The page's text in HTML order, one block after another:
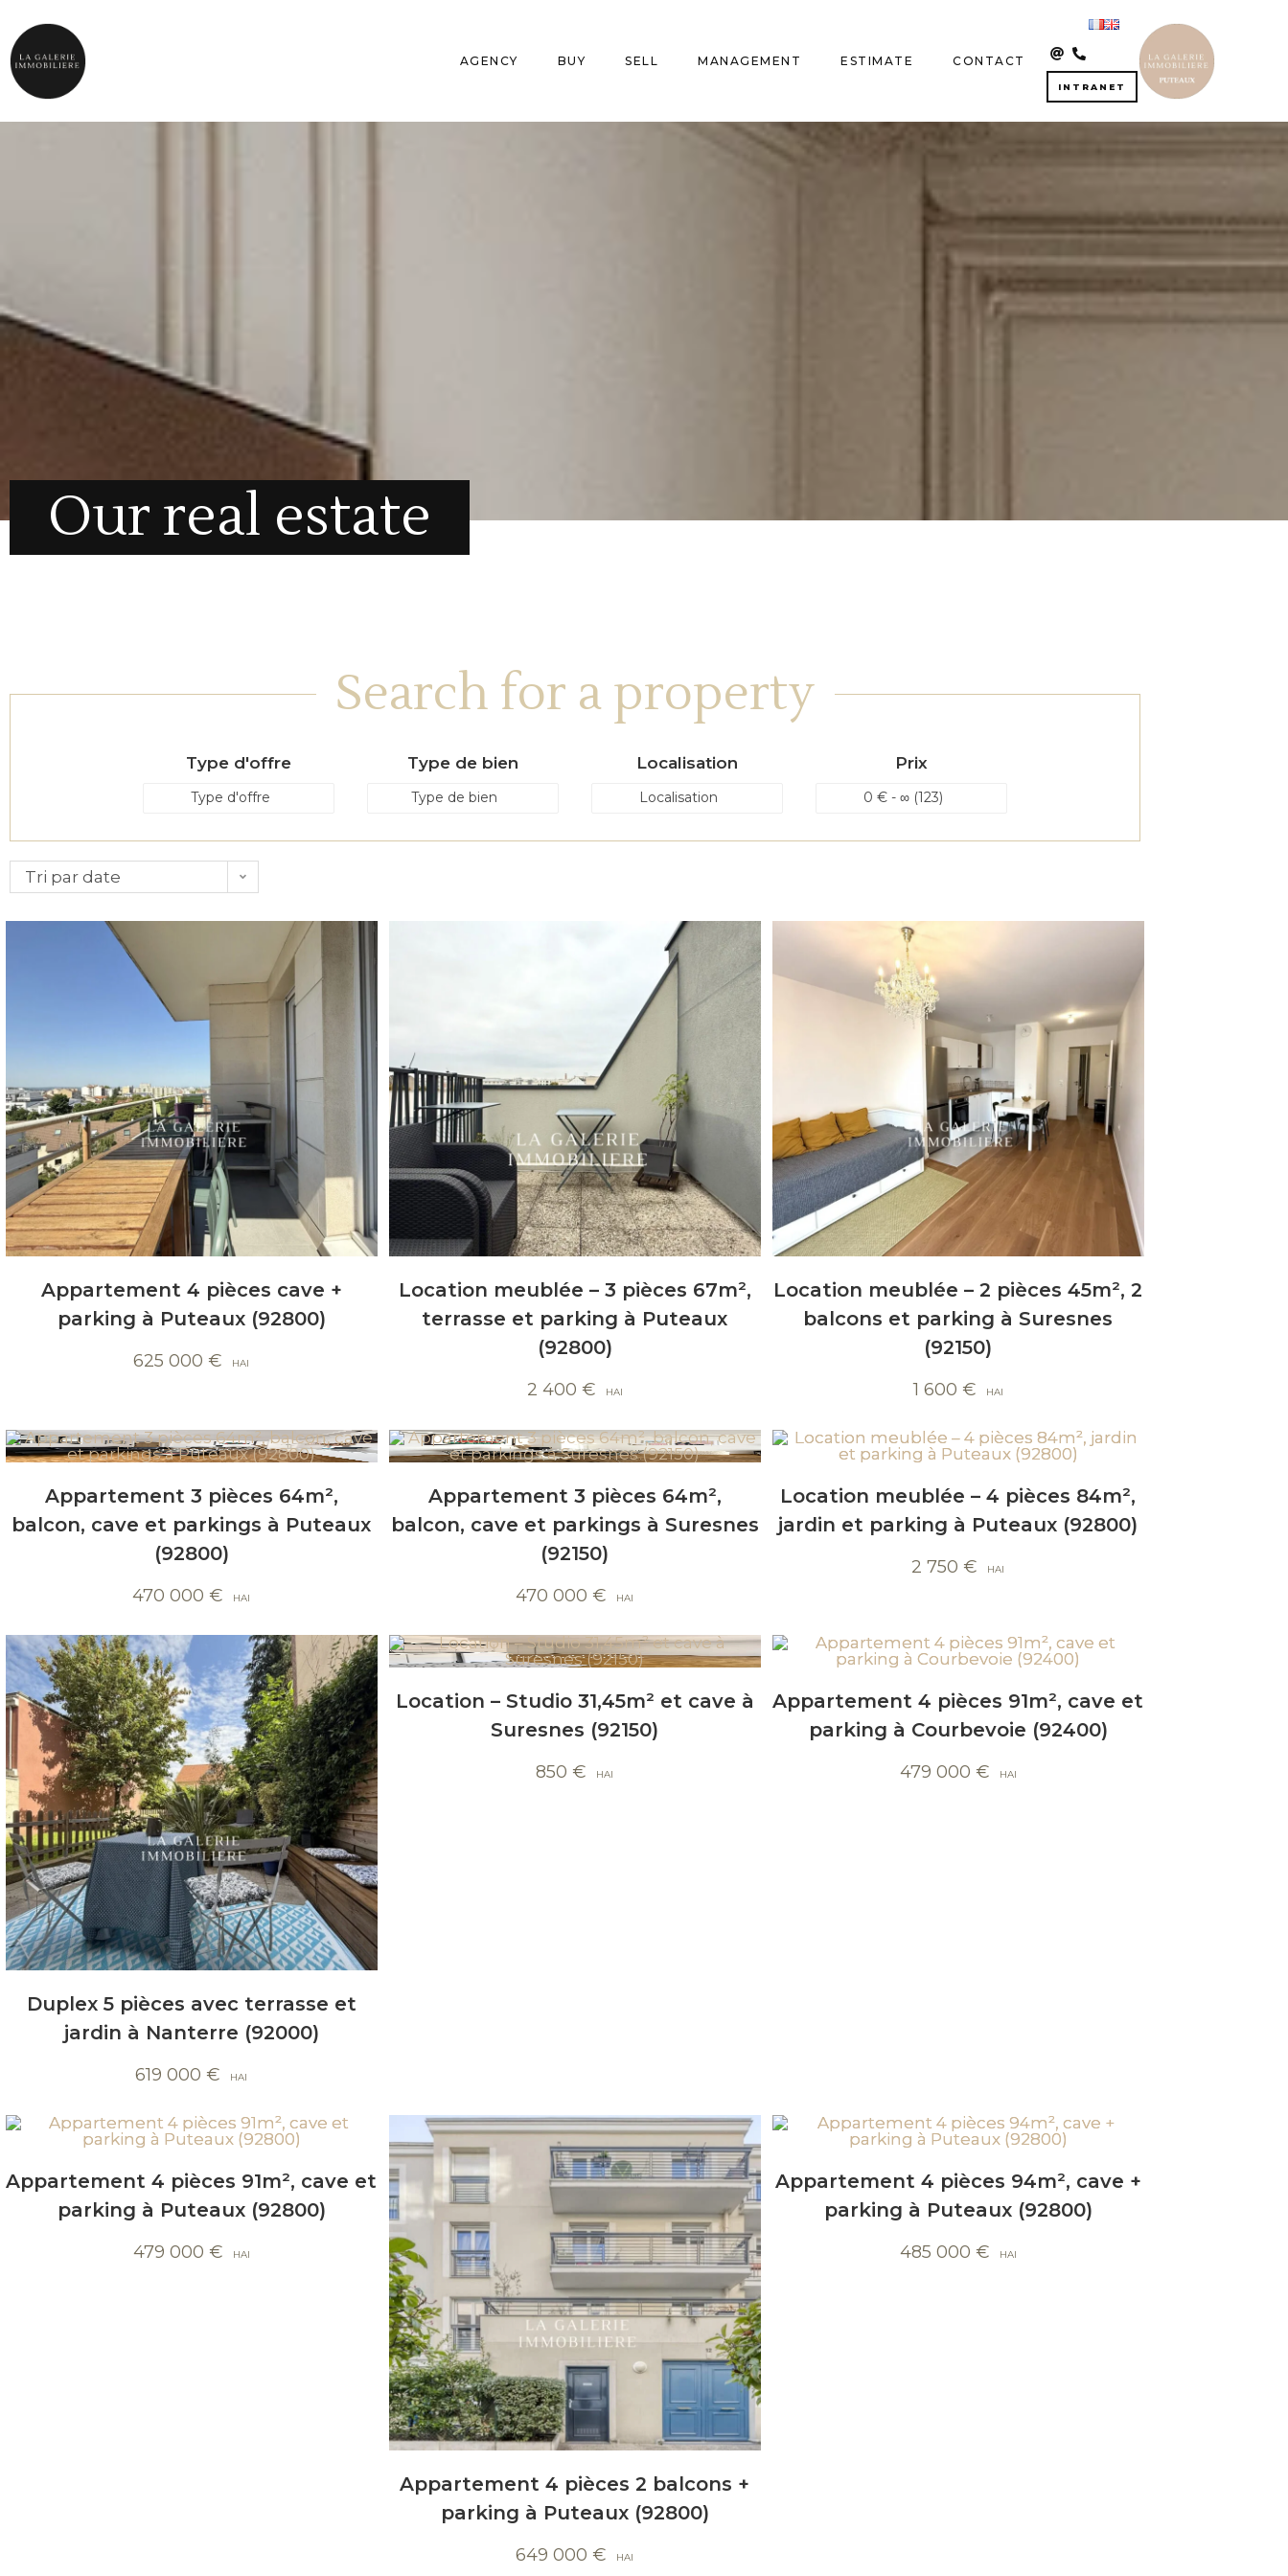
AGENCY BUY SELL MANAGEMENT ESTIMATE CONTACT
INTRANET
Our real estate
Search for a property
Type d'offre
Type d'offre
Type de bien
Type de bien
Localisation
Localisation
Prix
0 € - ∞ (123)
Tri par date
Appartement 4 pièces cave +
parking à Puteaux (92800)
625 000 €
Location meublée – 3 pièces 67m²,
terrasse et parking à Puteaux
(92800)
2 400 €
Location meublée – 2 pièces 45m², 2
balcons et parking à Suresnes
(92150)
1 600 €
Appartement 3 pièces 64m²,
balcon, cave et parkings à Puteaux
(92800)
470 000 €
Appartement 3 pièces 64m²,
balcon, cave et parkings à Suresnes
(92150)
470 000 €
Location meublée – 4 pièces 84m²,
jardin et parking à Puteaux (92800)
2 750 €
Duplex 5 pièces avec terrasse et
jardin à Nanterre (92000)
619 000 €
Location – Studio 31,45m² et cave à
Suresnes (92150)
850 €
Appartement 4 pièces 91m², cave et
parking à Courbevoie (92400)
479 000 €
Appartement 4 pièces 91m², cave et
parking à Puteaux (92800)
479 000 €
Appartement 4 pièces 2 balcons +
parking à Puteaux (92800)
649 000 €
Appartement 4 pièces 94m², cave +
parking à Puteaux (92800)
485 000 €